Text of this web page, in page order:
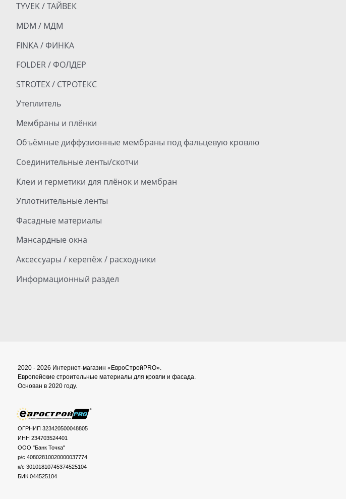
TYVEK / ТАЙВЕК
MDM / МДМ
FINKA / ФИНКА
FOLDER / ФОЛДЕР
STROTEX / СТРОТЕКС
Утеплитель
Мембраны и плёнки
Объёмные диффузионные мембраны под фальцевую кровлю
Соединительные ленты/скотчи
Клеи и герметики для плёнок и мембран
Уплотнительные ленты
Фасадные материалы
Мансардные окна
Аксессуары / керепёж / расходники
Информационный раздел
2020 - 2026 Интернет-магазин «ЕвроСтройPRO».
Европейские строительные материалы для кровли и фасада.
Основан в 2020 году.
ОГРНИП 323420500048805
ИНН 234703524401
ООО "Банк Точка"
р/с 40802810020000037774
к/с 30101810745374525104
БИК 044525104